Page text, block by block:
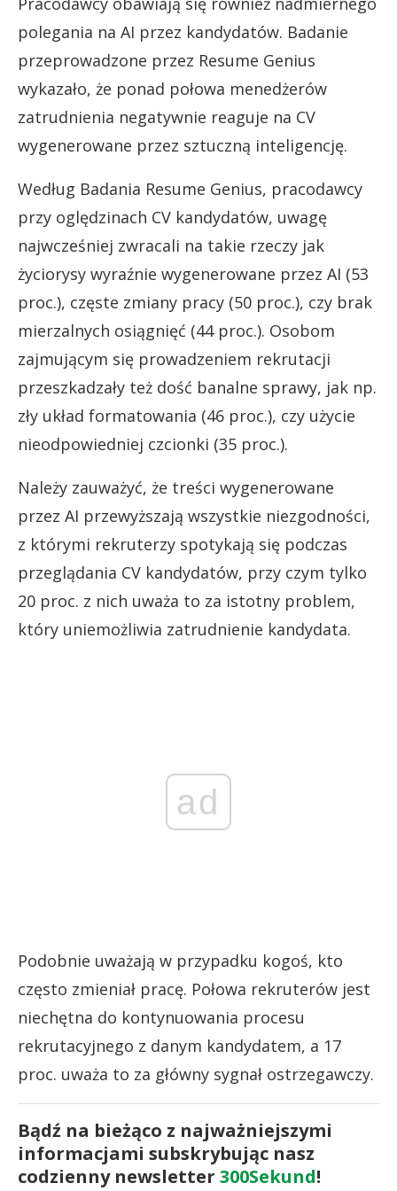
polegania na AI przez kandydatów. Badanie
przeprowadzone przez Resume Genius
wykazało, że ponad połowa menedżerów
zatrudnienia negatywnie reaguje na CV
wygenerowane przez sztuczną inteligencję.
Według Badania Resume Genius, pracodawcy
przy oględzinach CV kandydatów, uwagę
najwcześniej zwracali na takie rzeczy jak
życiorysy wyraźnie wygenerowane przez AI (53
proc.), częste zmiany pracy (50 proc.), czy brak
mierzalnych osiągnięć (44 proc.). Osobom
zajmującym się prowadzeniem rekrutacji
przeszkadzały też dość banalne sprawy, jak np.
zły układ formatowania (46 proc.), czy użycie
nieodpowiedniej czcionki (35 proc.).
Należy zauważyć, że treści wygenerowane
przez AI przewyższają wszystkie niezgodności,
z którymi rekruterzy spotykają się podczas
przeglądania CV kandydatów, przy czym tylko
20 proc. z nich uważa to za istotny problem,
który uniemożliwia zatrudnienie kandydata.
ad
Podobnie uważają w przypadku kogoś, kto
często zmieniał pracę. Połowa rekruterów jest
niechętna do kontynuowania procesu
rekrutacyjnego z danym kandydatem, a 17
proc. uważa to za główny sygnał ostrzegawczy.
Bądź na bieżąco z najważniejszymi
informacjami subskrybując nasz
codzienny newsletter 300Sekund!